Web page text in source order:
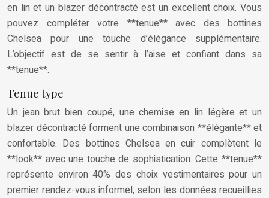
en lin et un blazer décontracté est un excellent choix. Vous
pouvez compléter votre **tenue** avec des bottines
Chelsea pour une touche d’élégance supplémentaire.
L’objectif est de se sentir à l’aise et confiant dans sa
**tenue**.
Tenue type
Un jean brut bien coupé, une chemise en lin légère et un
blazer décontracté forment une combinaison **élégante** et
confortable. Des bottines Chelsea en cuir complètent le
**look** avec une touche de sophistication. Cette **tenue**
représente environ 40% des choix vestimentaires pour un
premier rendez-vous informel, selon les données recueillies